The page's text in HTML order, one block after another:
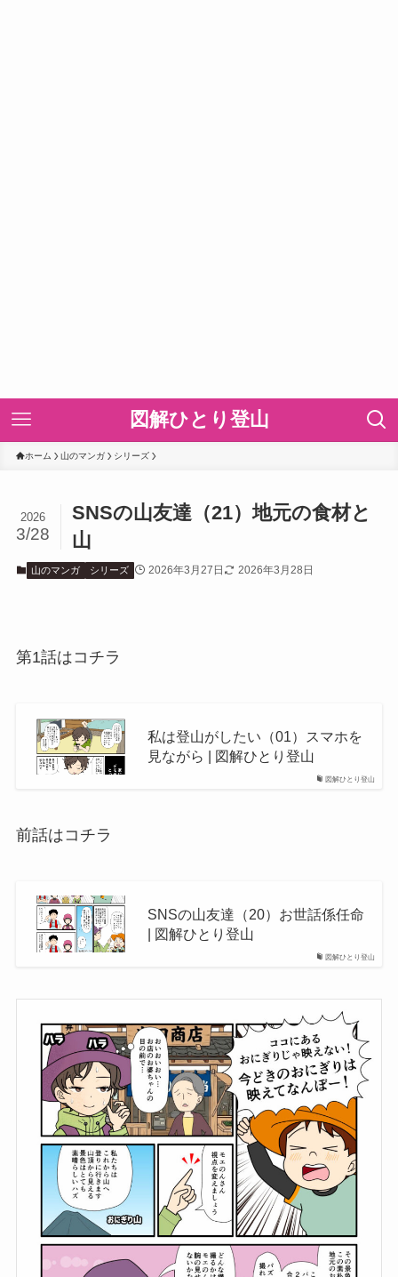
図解ひとり登山
ホーム 山のマンガ シリーズ
SNSの山友達（21）地元の食材と
山
2026
3/28
山のマンガ シリーズ 2026年3月27日 2026年3月28日
第1話はコチラ
図解ひとり登山
私は登山がしたい（01）スマホを
見ながら | 図解ひとり登山
前話はコチラ
図解ひとり登山
SNSの山友達（20）お世話係任命
| 図解ひとり登山